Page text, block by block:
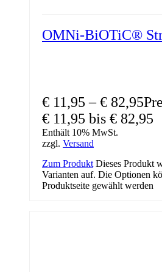
OMNi-BiOTiC®
€ 11,95 –€ 82,95
€ 11,95 bis € 82,95
Enthält 10% MwSt.
zzgl. Versand
Zum Produkt Dieses Produkt
Varianten auf. Die Optionen
Produktseite gewählt werden